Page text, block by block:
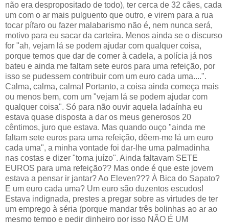
não era despropositado de todo), ter cerca de 32 cães, cada
um com o ar mais pulguento que outro, e virem para a rua
tocar pífaro ou fazer malabarismo não é, nem nunca será,
motivo para eu sacar da carteira. Menos ainda se o discurso
for "ah, vejam lá se podem ajudar com qualquer coisa,
porque temos que dar de comer à cadela, a polícia já nos
bateu e ainda me faltam sete euros para uma refeição, por
isso se pudessem contribuir com um euro cada uma....".
Calma, calma, calma! Portanto, a coisa ainda começa mais
ou menos bem, com um "vejam lá se podem ajudar com
qualquer coisa". Só para não ouvir aquela ladaínha eu
estava quase disposta a dar os meus generosos 20
cêntimos, juro que estava. Mas quando ouço "ainda me
faltam sete euros para uma refeição, dêem-me lá um euro
cada uma", a minha vontade foi dar-lhe uma palmadinha
nas costas e dizer "toma juízo". Ainda faltavam SETE
EUROS para uma refeição?? Mas onde é que este jovem
estava a pensar ir jantar? Ao Eleven??? À Bica do Sapato?
E um euro cada uma? Um euro são duzentos escudos!
Estava indignada, prestes a pregar sobre as virtudes de ter
um emprego à séria (porque mandar três bolinhas ao ar ao
mesmo tempo e pedir dinheiro por isso NÃO É UM